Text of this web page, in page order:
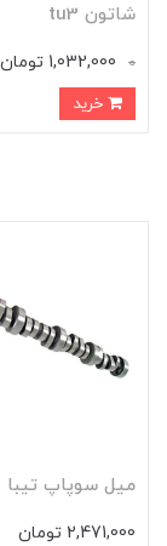
شاتون tu3
0
1,032,000 تومان
میل سوپاپ تیبا
2,471,000 تومان